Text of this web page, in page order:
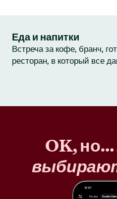
Еда и напитки
Встреча за кофе, бранч,
ресторан, в который все
OK, но…